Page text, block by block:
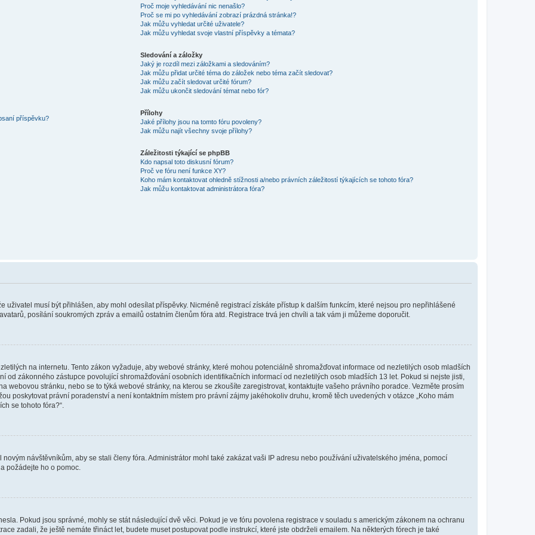
příspěvku?
Proč moje vyhledávání nic nenašlo?
Proč se mi po vyhledávání zobrazí prázdná stránka!?
Jak můžu vyhledat určité uživatele?
Jak můžu vyhledat svoje vlastní příspěvky a témata?
Sledování a záložky
Jaký je rozdíl mezi záložkami a sledováním?
Jak můžu přidat určité téma do záložek nebo téma začít sledovat?
Jak můžu začít sledovat určité fórum?
Jak můžu ukončit sledování témat nebo fór?
Přílohy
Jaké přílohy jsou na tomto fóru povoleny?
Jak můžu najít všechny svoje přílohy?
Záležitosti týkající se phpBB
Kdo napsal toto diskusní fórum?
Proč ve fóru není funkce XY?
Koho mám kontaktovat ohledně stížnosti a/nebo právních záležitostí týkajících se tohoto fóra?
Jak můžu kontaktovat administrátora fóra?
uživatel musí být přihlášen, aby mohl odesílat příspěvky. Nicméně registrací získáte přístup k dalším funkcím, které nejsou pro nepřihlášené
posílání soukromých zpráv a emailů ostatním členům fóra atd. Registrace trvá jen chvíli a tak vám ji můžeme doporučit.
na internetu. Tento zákon vyžaduje, aby webové stránky, které mohou potenciálně shromažďovat informace od nezletilých osob mladších
od zákonného zástupce povolující shromažďování osobních identifikačních informací od nezletilých osob mladších 13 let. Pokud si nejste jisti,
webovou stránku, nebo se to týká webové stránky, na kterou se zkoušíte zaregistrovat, kontaktujte vašeho právního poradce. Vezměte prosím
poskytovat právní poradenství a není kontaktním místem pro právní zájmy jakéhokoliv druhu, kromě těch uvedených v otázce „Koho mám
se tohoto fóra?“.
návštěvníkům, aby se stali členy fóra. Administrátor mohl také zakázat vaši IP adresu nebo používání uživatelského jména, pomocí
požádejte ho o pomoc.
Pokud jsou správné, mohly se stát následující dvě věci. Pokud je ve fóru povolena registrace v souladu s americkým zákonem na ochranu
zadali, že ještě nemáte třináct let, budete muset postupovat podle instrukcí, které jste obdrželi emailem. Na některých fórech je také